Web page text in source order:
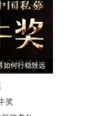
如何行稳致远
奖